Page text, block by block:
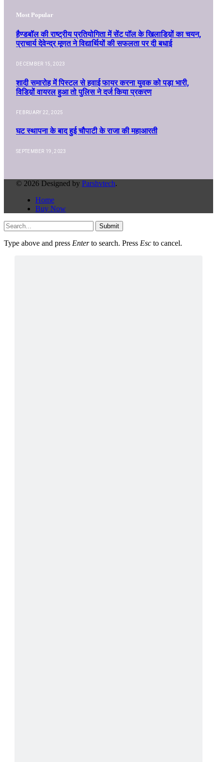
Most Popular
हैण्डबॉल की राष्ट्रीय प्रतियोगिता में सेंट पॉल के खिलाडिय़ों का चयन,
प्राचार्य देवेन्द्र मूणत ने विद्यार्थियों की सफलता पर दी बधाई
DECEMBER 15, 2023
शादी समारोह में पिस्टल से हवाई फायर करना युवक को पड़ा भारी,
विडिय़ों वायरल हुआ तो पुलिस ने दर्ज किया प्रकरण
FEBRUARY 22, 2025
घट स्थापना के बाद हुई चौपाटी के राजा की महाआरती
SEPTEMBER 19, 2023
© 2026 Designed by Parshvtech.
Home
Buy Now
Submit
Type above and press Enterto search. Press Esc to cancel.